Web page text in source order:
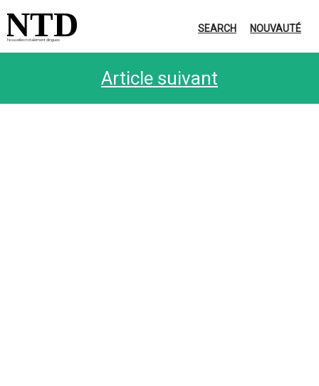
Nouvelles totalement dingues
NTD SEARCH NOUVAUTÉ
Article suivant